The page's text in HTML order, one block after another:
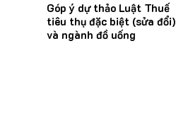
Góp ý dự thảo Luật Thuế
tiêu thụ đặc biệt (sửa đổi)
và ngành đồ uống